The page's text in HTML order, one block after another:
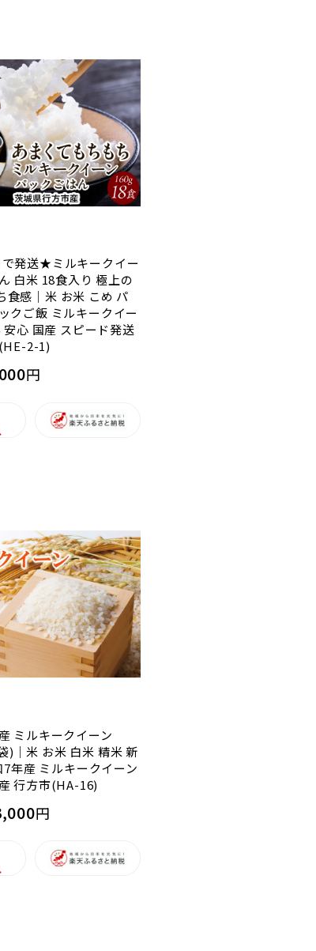
発送★ミルキークイー
白米 18食入り 極上の
食感｜米 お米 こめ パ
クご飯 ミルキークイー
安心 国産 スピード発送
2-1)
円
ミルキークイーン
｜米 お米 白米 精米 新
年産 ミルキークイーン
行方市(HA-16)
円